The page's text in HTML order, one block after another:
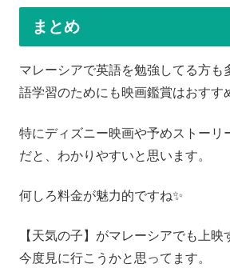
まとめ
マレーシアで英語を勉強してる方も
語学習のためにも映画鑑賞はおすす
特にディズニー映画や予めストーリ
だと、わかりやすいと思います。
何しろ料金が魅力的ですね✨
【天気の子】がマレーシアでも上映
今度見に行こうかと思ってます。